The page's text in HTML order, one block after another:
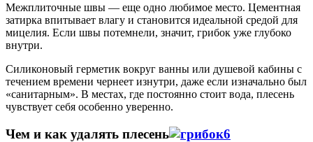
Межплиточные швы — еще одно любимое место. Цементная
затирка впитывает влагу и становится идеальной средой для
мицелия. Если швы потемнели, значит, грибок уже глубоко
внутри.
Силиконовый герметик вокруг ванны или душевой кабины с
течением времени чернеет изнутри, даже если изначально был
«санитарным». В местах, где постоянно стоит вода, плесень
чувствует себя особенно уверенно.
Чем и как удалять плесень